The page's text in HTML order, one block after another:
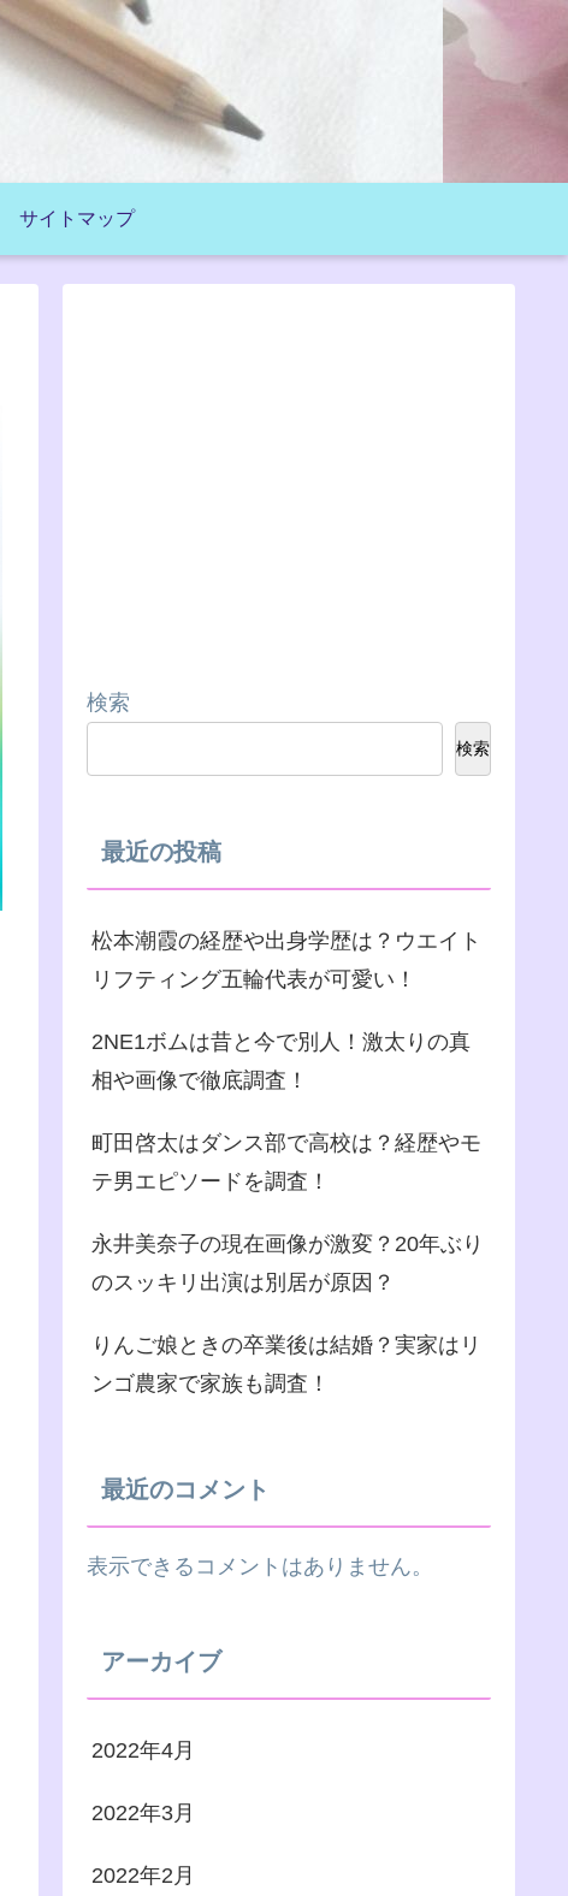
サイトマップ
検索
検索
最近の投稿
松本潮霞の経歴や出身学歴は？ウエイト
リフティング五輪代表が可愛い！
2NE1ボムは昔と今で別人！激太りの真
相や画像で徹底調査！
町田啓太はダンス部で高校は？経歴やモ
テ男エピソードを調査！
永井美奈子の現在画像が激変？20年ぶり
のスッキリ出演は別居が原因？
りんご娘ときの卒業後は結婚？実家はリ
ンゴ農家で家族も調査！
最近のコメント
表示できるコメントはありません。
アーカイブ
2022年4月
2022年3月
2022年2月